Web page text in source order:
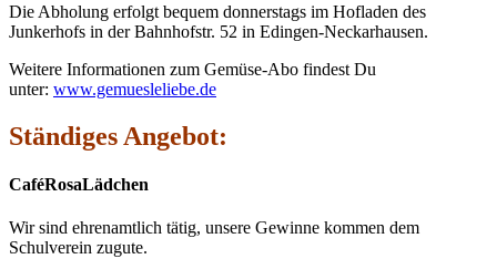
Die Abholung erfolgt bequem donnerstags im Hofladen des
Junkerhofs in der Bahnhofstr. 52 in Edingen-Neckarhausen.
Weitere Informationen zum Gemüse-Abo findest Du
unter: www.gemuesleliebe.de
Ständiges Angebot:
CaféRosaLädchen
Wir sind ehrenamtlich tätig, unsere Gewinne kommen dem
Schulverein zugute.